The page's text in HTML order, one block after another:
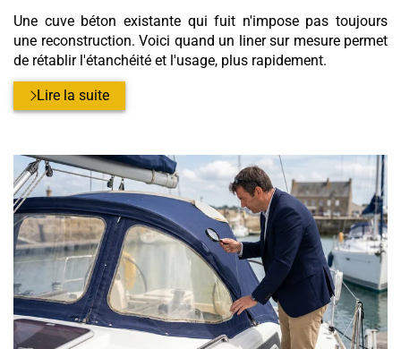
Une cuve béton existante qui fuit n'impose pas toujours
une reconstruction. Voici quand un liner sur mesure permet
de rétablir l'étanchéité et l'usage, plus rapidement.
Lire la suite